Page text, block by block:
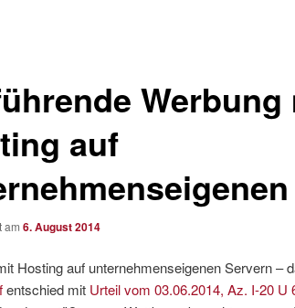
Werbung
auf
am 6. August 2014
Hosting auf unternehmenseigenen Servern –
entschied mit Urteil vom 03.06.2014, Az. I-20 U